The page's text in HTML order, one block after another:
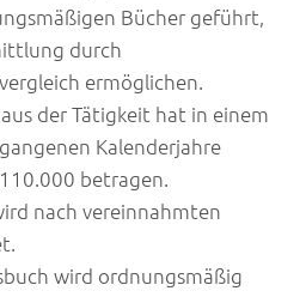
Bücher geführt,
durch
ermöglichen.
der Tätigkeit hat in einem
Kalenderjahre
betragen.
nach vereinnahmten
wird ordnungsmäßig